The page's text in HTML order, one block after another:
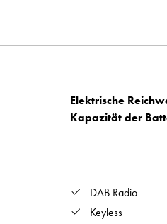
Elektrische
Kapazität der
DAB Radio
Keyless